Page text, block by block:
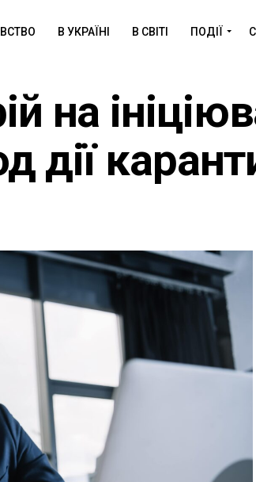
В УКРАЇНІ В СВІТІ ПОДІЇ
на
дії